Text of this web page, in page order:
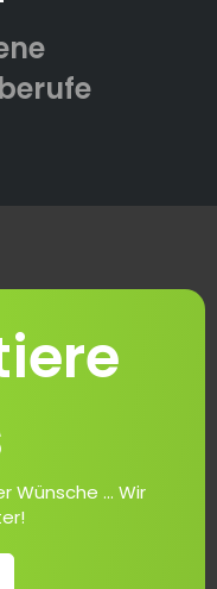
Wünsche ... Wir